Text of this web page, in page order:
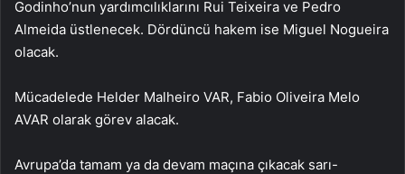
Godinho’nun yardımcılıklarını Rui Teixeira ve Pedro
Almeida üstlenecek. Dördüncü hakem ise Miguel Nogueira
olacak.
Mücadelede Helder Malheiro VAR, Fabio Oliveira Melo
AVAR olarak görev alacak.
Avrupa’da tamam ya da devam maçına çıkacak sarı-